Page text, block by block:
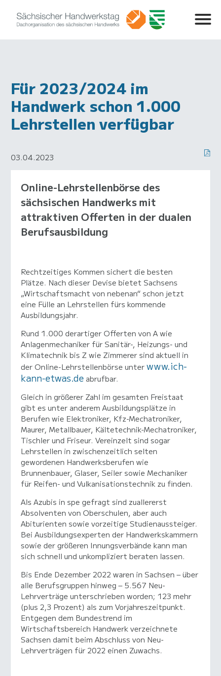
Für 2023/2024 im
Handwerk schon 1.000
Lehrstellen verfügbar
03.04.2023
Online-Lehrstellenbörse des
sächsischen Handwerks mit
attraktiven Offerten in der dualen
Berufsausbildung
Rechtzeitiges Kommen sichert die besten
Plätze. Nach dieser Devise bietet Sachsens
„Wirtschaftsmacht von nebenan“ schon jetzt
eine Fülle an Lehrstellen fürs kommende
Ausbildungsjahr.
Rund 1.000 derartiger Offerten von A wie
Anlagenmechaniker für Sanitär-, Heizungs- und
Klimatechnik bis Z wie Zimmerer sind aktuell in
der Online-Lehrstellenbörse unterwww.ich-
kann-etwas.de abrufbar.
Gleich in größerer Zahl im gesamten Freistaat
gibt es unter anderem Ausbildungsplätze in
Berufen wie Elektroniker, Kfz-Mechatroniker,
Maurer, Metallbauer, Kältetechnik-Mechatroniker,
Tischler und Friseur. Vereinzelt sind sogar
Lehrstellen in zwischenzeitlich selten
gewordenen Handwerksberufen wie
Brunnenbauer, Glaser, Seiler sowie Mechaniker
für Reifen- und Vulkanisationstechnik zu finden.
Als Azubis in spe gefragt sind zuallererst
Absolventen von Oberschulen, aber auch
Abiturienten sowie vorzeitige Studienaussteiger.
Bei Ausbildungsexperten der Handwerkskammern
sowie der größeren Innungsverbände kann man
sich schnell und unkompliziert beraten lassen.
Bis Ende Dezember 2022 waren in Sachsen – über
alle Berufsgruppen hinweg – 5.567 Neu-
Lehrverträge unterschrieben worden; 123 mehr
(plus 2,3 Prozent) als zum Vorjahreszeitpunkt.
Entgegen dem Bundestrend im
Wirtschaftsbereich Handwerk verzeichnete
Sachsen damit beim Abschluss von Neu-
Lehrverträgen für 2022 einen Zuwachs.